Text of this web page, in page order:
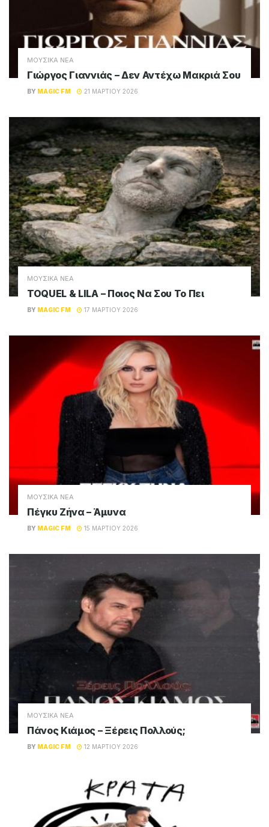
ΜΟΥΣΙΚΑ ΝΕΑ
Γιώργος Γιαννιάς – Δεν Αντέχω Μακριά Σου
BY MAGIC FM 21 ΜΑΡΤΊΟΥ 2026
ΜΟΥΣΙΚΑ ΝΕΑ
TOQUEL & LILA – Ποιος Να Σου Το Πει
BY MAGIC FM 17 ΜΑΡΤΊΟΥ 2026
ΜΟΥΣΙΚΑ ΝΕΑ
Πέγκυ Ζήνα – Άμυνα
BY MAGIC FM 15 ΜΑΡΤΊΟΥ 2026
ΜΟΥΣΙΚΑ ΝΕΑ
Πάνος Κιάμος – Ξέρεις Πολλούς;
BY MAGIC FM 12 ΜΑΡΤΊΟΥ 2026